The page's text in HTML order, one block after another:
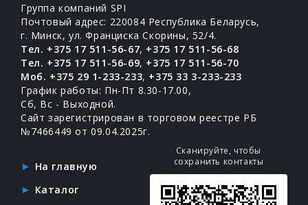
Группа компаний SPI
Почтовый адрес: 220084 Республика Беларусь,
г. Минск, ул. Франциска Скорины, 52/4.
Тел. +375 17 511-56-67, +375 17 511-56-68
Тел. +375 17 511-56-69, +375 17 511-56-70
Моб. +375 29 1-233-233, +375 33 3-233-233
График работы: Пн-Пт 8.30-17.00,
Сб, Вс - Выходной.
Сайт зарегистрирован в торговом реестре РБ
№7466449 от 09.04.2025г.
На главную
Каталог
Сканируйте, чтобы
сохранить контакты